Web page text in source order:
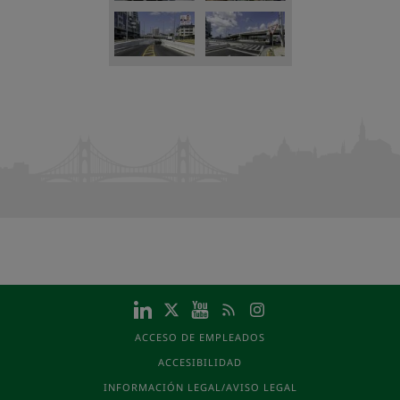
ACCESO DE EMPLEADOS
ACCESIBILIDAD
INFORMACIÓN LEGAL/AVISO LEGAL